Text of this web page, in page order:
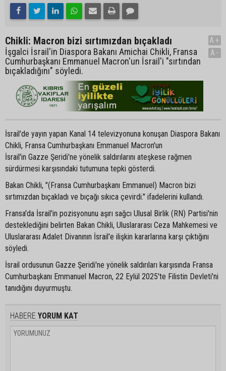
Chikli: Macron bizi sırtımızdan bıçakladı
İşgalci İsrail'in Diaspora Bakanı Amichai Chikli, Fransa
Cumhurbaşkanı Emmanuel Macron'un İsrail'i "sırtından
bıçakladığını" söyledi.
A+
A-
İsrail'de yayın yapan Kanal 14 televizyonuna konuşan Diaspora Bakanı
Chikli, Fransa Cumhurbaşkanı Emmanuel Macron'un
İsrail'in Gazze Şeridi'ne yönelik saldırılarını ateşkese rağmen
sürdürmesi karşısındaki tutumuna tepki gösterdi.
Bakan Chikli, "(Fransa Cumhurbaşkanı Emmanuel) Macron bizi
sırtımızdan bıçakladı ve bıçağı sıkıca çevirdi." ifadelerini kullandı.
Fransa'da İsrail'in pozisyonunu aşırı sağcı Ulusal Birlik (RN) Partisi'nin
desteklediğini belirten Bakan Chikli, Uluslararası Ceza Mahkemesi ve
Uluslararası Adalet Divanının İsrail'e ilişkin kararlarına karşı çıktığını
söyledi.
İsrail ordusunun Gazze Şeridi'ne yönelik saldırıları karşısında Fransa
Cumhurbaşkanı Emmanuel Macron, 22 Eylül 2025'te Filistin Devleti'ni
tanıdığını duyurmuştu.
HABERE YORUM KAT